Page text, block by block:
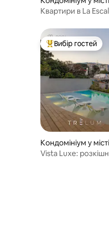
ador
Квартири в La
Топ вибір гостей
Вибір гостей
Кондомініум у
ador
Vista Luxe: